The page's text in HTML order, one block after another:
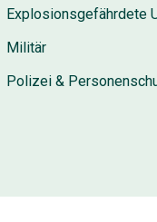
Explosionsgefährdete
Militär
Polizei &